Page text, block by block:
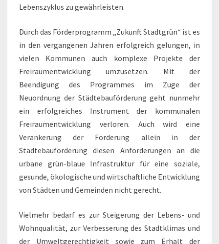
Lebenszyklus zu gewährleisten.
Durch das Förderprogramm „Zukunft Stadtgrün“ ist es
in den vergangenen Jahren erfolgreich gelungen, in
vielen Kommunen auch komplexe Projekte der
Freiraumentwicklung umzusetzen. Mit der
Beendigung des Programmes im Zuge der
Neuordnung der Städtebauförderung geht nunmehr
ein erfolgreiches Instrument der kommunalen
Freiraumentwicklung verloren. Auch wird eine
Verankerung der Förderung allein in der
Städtebauförderung diesen Anforderungen an die
urbane grün-blaue Infrastruktur für eine soziale,
gesunde, ökologische und wirtschaftliche Entwicklung
von Städten und Gemeinden nicht gerecht.
Vielmehr bedarf es zur Steigerung der Lebens- und
Wohnqualität, zur Verbesserung des Stadtklimas und
der Umweltgerechtigkeit sowie zum Erhalt der